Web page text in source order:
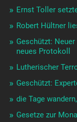
Ernst Toller
Robert Hültner
Geschützt:
neues Protokoll
Lutherischer
Geschützt:
die Tage
Gesetze zur